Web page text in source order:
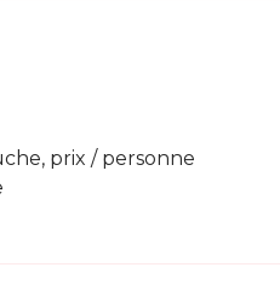
prix / personne